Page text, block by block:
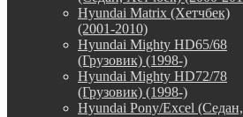
Hyundai Matrix (Хетчбек)
(2001-2010)
Hyundai Mighty HD65/68
(Грузовик) (1998-)
Hyundai Mighty HD72/78
(Грузовик) (1998-)
Hyundai Pony/Excel (Седан,